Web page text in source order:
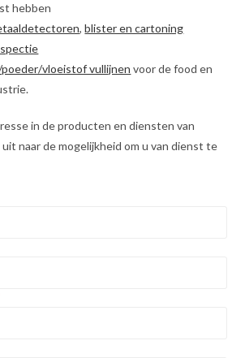
hebben
,blister en cartoning
vloeistof vullijnen voor de food en
in de producten en diensten van
naar de mogelijkheid om u van dienst te